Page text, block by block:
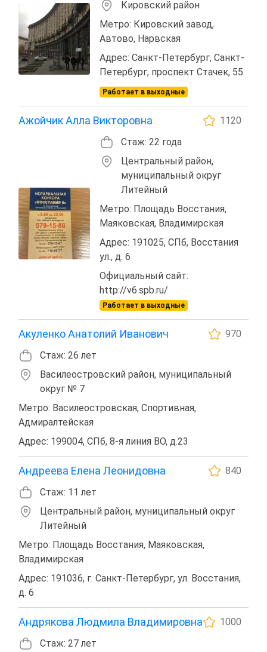
Кировский район
Метро: Кировский завод,
Автово, Нарвская
Адрес: Санкт-Петербург, Санкт-
Петербург, проспект Стачек, 55
Работает в выходные
Ажойчик Алла Викторовна
1120
Стаж: 22 года
Центральный район,
муниципальный округ
Литейный
Метро: Площадь Восстания,
Маяковская, Владимирская
Адрес: 191025, СПб, Восстания
ул., д. 6
Официальный сайт:
http://v6.spb.ru/
Работает в выходные
Акуленко Анатолий Иванович
970
Стаж: 26 лет
Василеостровский район, муниципальный
округ № 7
Метро: Василеостровская, Спортивная,
Адмиралтейская
Адрес: 199004, СПб, 8-я линия ВО, д.23
Андреева Елена Леонидовна
840
Стаж: 11 лет
Центральный район, муниципальный округ
Литейный
Метро: Площадь Восстания, Маяковская,
Владимирская
Адрес: 191036, г. Санкт-Петербург, ул. Восстания,
д. 6
Андрякова Людмила Владимировна
1000
Стаж: 27 лет